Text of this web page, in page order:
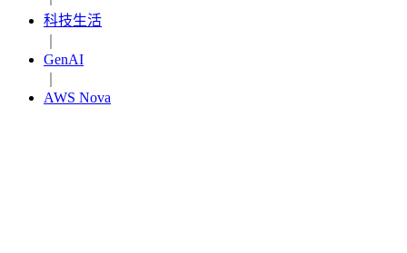
科技生活
GenAI
AWS Nova